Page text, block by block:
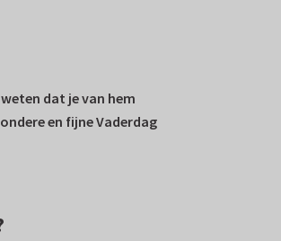
dat je van hem
en fijne Vaderdag